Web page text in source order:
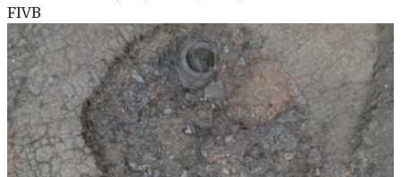
FIVB